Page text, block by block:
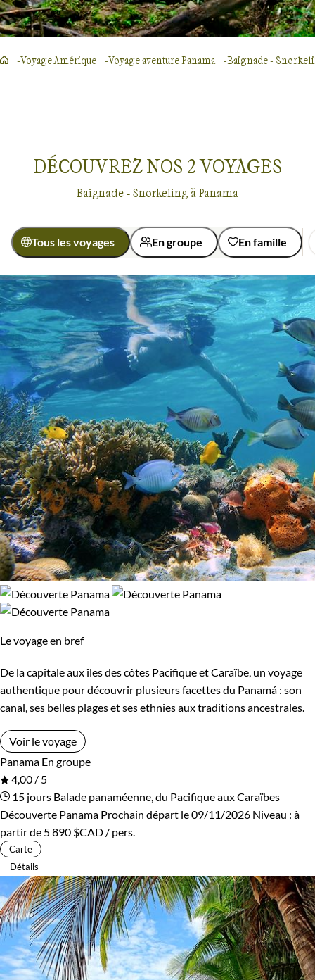
Baignade - SnorkelingPanama
Voyage Amérique Voyage aventure Panama Baignade -
DÉCOUVREZ NOS 2VOYAGES
Baignade - Snorkeling à Panama
Tous les voyages En groupe En famille
Activité
Baignade - SnorkelingDécouverte
Âge des enfants
Les 6/9 ans Les 14/16 ans
Le voyage en bref
De la capitale aux îles des côtes Pacifique et Caraïbe, un voyage
authentique pour découvrir plusieurs facettes du Panamá : son
canal, ses belles plages et ses ethnies aux traditions ancestrales.
Voir le voyage
Panama En groupe
4,00 / 5
15 jours Balade panaméenne, du Pacifique aux Caraïbes
Découverte Panama Prochain départ le 09/11/2026 Niveau : à
partir de 5 890 $CAD / pers.
Carte
Détails